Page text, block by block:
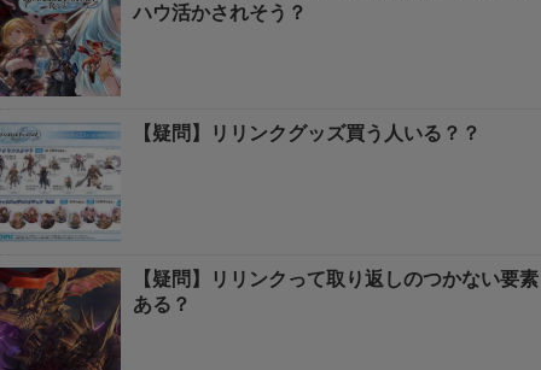
ハウ活かされそう？
【疑問】リリンクグッズ買う人いる？？
【疑問】リリンクって取り返しのつかない要素
ある？